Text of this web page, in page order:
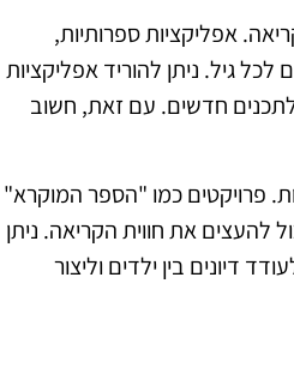
אפליקציות ספרותיות,
גיל. ניתן להוריד אפליקציות
חדשים. עם זאת, חשוב
פרויקטים כמו "הספר המוקרא"
להעצים את חווית הקריאה. ניתן
בין ילדים וליצור